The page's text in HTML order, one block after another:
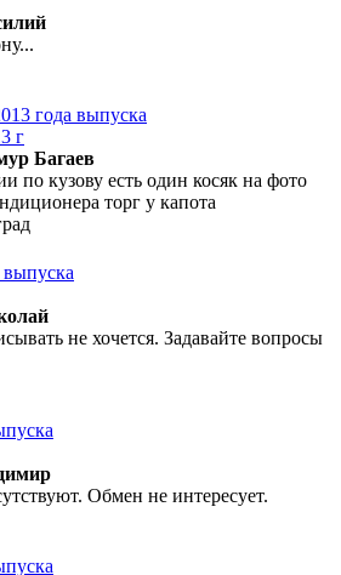
г
Багаев
по кузову есть один косяк на фото
торг у капота
не хочется. Задавайте вопросы
Обмен не интересует.